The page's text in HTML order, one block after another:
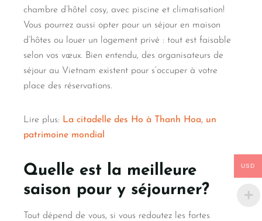
chambre d’hôtel cosy, avec piscine et climatisation!
Vous pourrez aussi opter pour un séjour en maison
d’hôtes ou louer un logement privé : tout est faisable
selon vos vœux. Bien entendu, des organisateurs de
séjour au Vietnam existent pour s’occuper à votre
place des réservations.
Lire plus: La citadelle des Ho à Thanh Hoa, un
patrimoine mondial
Quelle est la meilleure
saison pour y séjourner?
Tout dépend de vous, si vous redoutez les fortes
USD